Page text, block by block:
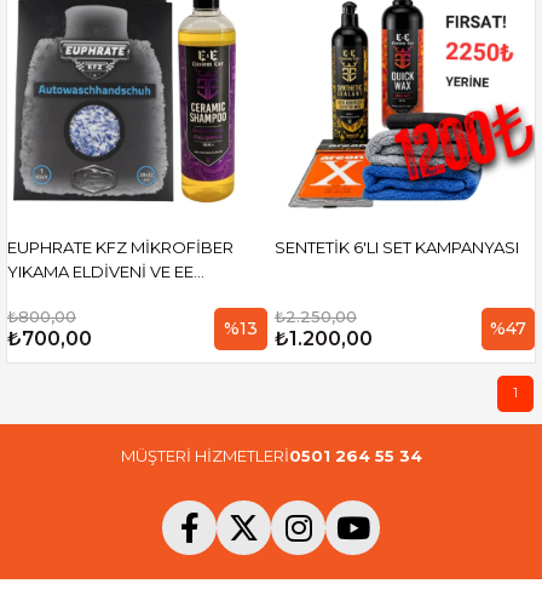
EUPHRATE KFZ MİKROFİBER
YIKAMA ELDİVENİ VE EE
ŞAMPUAN 700 ML
₺800,00
₺700,00 %13
SENTETİK 6'LI SET KAMPANYASI
₺2.250,00
₺1.200,00 %47
1
MÜŞTERİ HİZMETLERİ0501 264 55 34